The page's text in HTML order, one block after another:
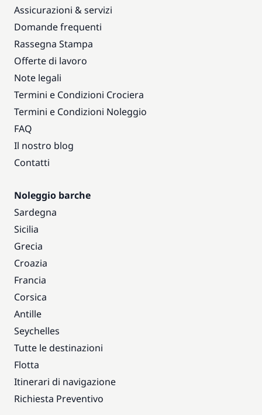
Assicurazioni & servizi
Domande frequenti
Rassegna Stampa
Offerte di lavoro
Note legali
Termini e Condizioni Crociera
Termini e Condizioni Noleggio
FAQ
Il nostro blog
Contatti
Noleggio barche
Sardegna
Sicilia
Grecia
Croazia
Francia
Corsica
Antille
Seychelles
Tutte le destinazioni
Flotta
Itinerari di navigazione
Richiesta Preventivo